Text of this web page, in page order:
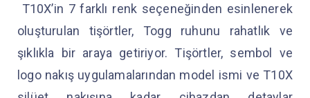
T10X’in 7 farklı renk seçeneğinden esinlenerek
oluşturulan tişörtler, Togg ruhunu rahatlık ve
şıklıkla bir araya getiriyor. Tişörtler, sembol ve
logo nakış uygulamalarından model ismi ve T10X